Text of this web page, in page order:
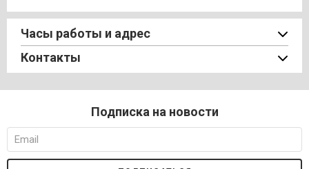
Часы работы и адрес
Контакты
Подписка на новости